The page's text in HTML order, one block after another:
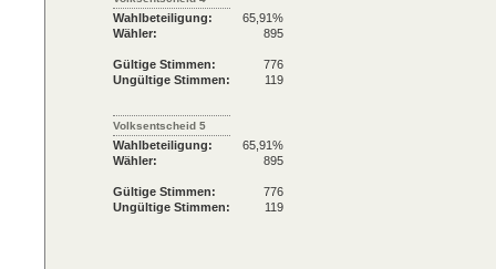
Wahlbeteiligung:
65,91%
Wähler:
895
Gültige Stimmen:
776
Ungültige Stimmen:
119
Volksentscheid 5
Wahlbeteiligung:
65,91%
Wähler:
895
Gültige Stimmen:
776
Ungültige Stimmen:
119